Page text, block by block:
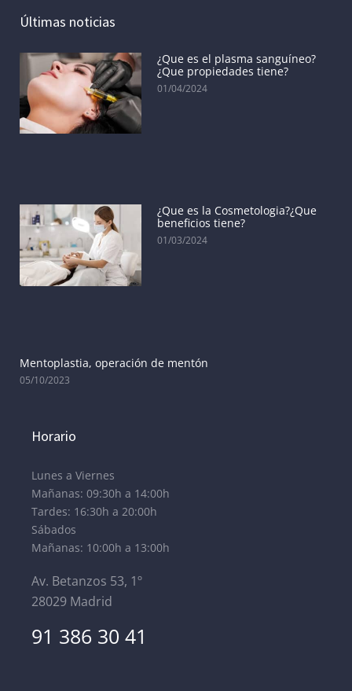
Últimas noticias
¿Que es el plasma sanguíneo?
¿Que propiedades tiene?
01/04/2024
¿Que es la Cosmetologia?¿Que
beneficios tiene?
01/03/2024
Mentoplastia, operación de mentón
05/10/2023
Horario
Lunes a Viernes
Mañanas: 09:30h a 14:00h
Tardes: 16:30h a 20:00h
Sábados
Mañanas: 10:00h a 13:00h
Av. Betanzos 53, 1º
28029 Madrid
91 386 30 41